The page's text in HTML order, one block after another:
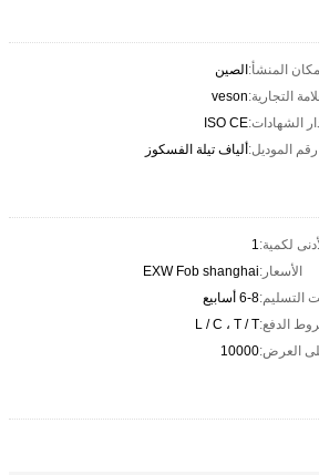
مكان المنشأ:الصين
التجارية:veson
الشهادات:ISO CE
رقم الموديل:ألياف تيلة الفسكوز
لكمية:1
الأسعار:EXW Fob shanghai
التسليم:6-8 أسابيع
الدفع:L / C ، T / T
العرض:10000